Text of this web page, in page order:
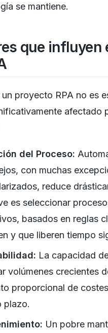
se mantiene.
que influyen
un proyecto RPA no es
afectado
del Proceso:
con muchas
reduce
es seleccionar
basados en reglas
y que liberen tiempo
La capacidad
volúmenes crecientes
proporcional de
plazo.
Un pobre